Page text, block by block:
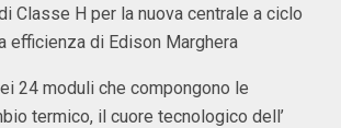
Classe H per la nuova centrale a ciclo
efficienza di Edison Marghera
24 moduli che compongono le
termico, il cuore tecnologico dell’